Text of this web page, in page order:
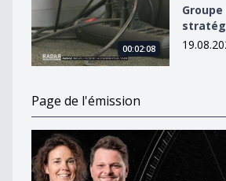
00:02:08
Page de l'émission